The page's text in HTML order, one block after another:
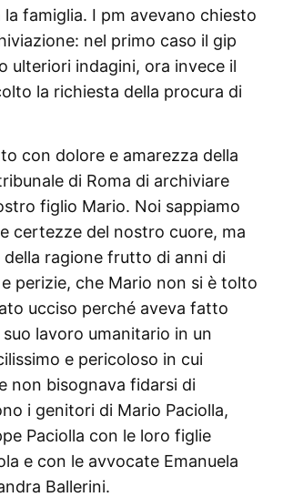
famiglia. I pm avevano chiesto
nel primo caso il gip
ulteriori indagini, ora invece il
la richiesta della procura di
con dolore e amarezza della
di Roma di archiviare
figlio Mario. Noi sappiamo
certezze del nostro cuore, ma
della ragione frutto di anni di
perizie, che Mario non si è tolto
ucciso perché aveva fatto
lavoro umanitario in un
e pericoloso in cui
non bisognava fidarsi di
i genitori di Mario Paciolla,
Paciolla con le loro figlie
e con le avvocate Emanuela
Ballerini.